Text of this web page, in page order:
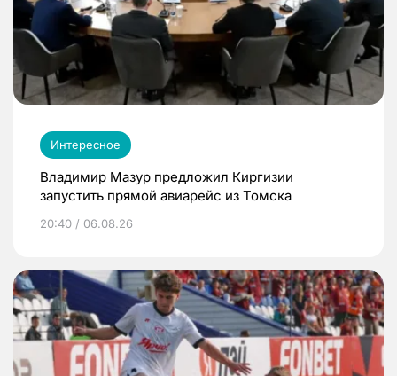
Интересное
Владимир Мазур предложил Киргизии
запустить прямой авиарейс из Томска
20:40 / 06.08.26